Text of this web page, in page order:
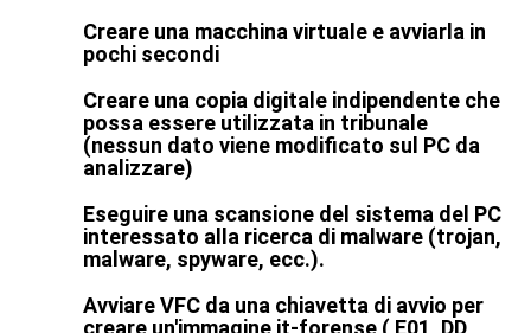
Creare una macchina virtuale e avviarla in
pochi secondi
Creare una copia digitale indipendente che
possa essere utilizzata in tribunale
(nessun dato viene modificato sul PC da
analizzare)
Eseguire una scansione del sistema del PC
interessato alla ricerca di malware (trojan,
malware, spyware, ecc.).
Avviare VFC da una chiavetta di avvio per
creare un'immagine it-forense ( E01, DD,